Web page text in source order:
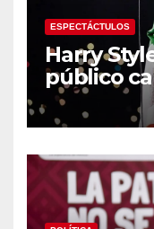
ESPECTÁCTULOS
Harry
público
su tercer